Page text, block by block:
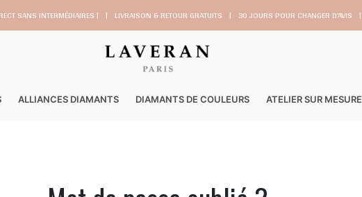
SANS INTERMÉDIAIRES | | LIVRAISON & RETOUR GRATUITS | 30 JOURS POUR CHANGER D’AVIS |
ALLIANCES DIAMANTS DIAMANTS DE COULEURS ATELIER SUR MESURE